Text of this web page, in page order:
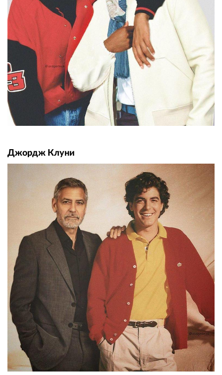
Джордж Клуни